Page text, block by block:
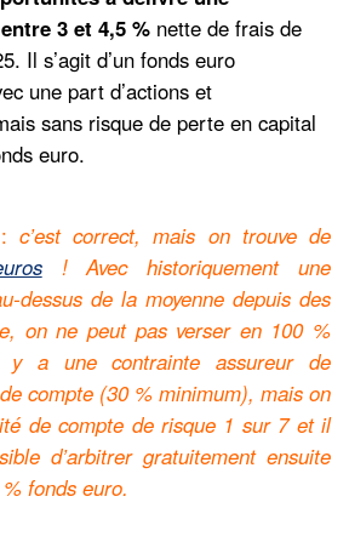
3 et 4,5 % nette de frais de
Il s’agit d’un fonds euro
une part d’actions et
sans risque de perte en capital
euro.
: c’est correct, mais on trouve de
! Avec historiquement une
dessus de la moyenne depuis des
on ne peut pas verser en 100 %
a une contrainte assureur de
compte (30 % minimum), mais on
de compte de risque 1 sur 7 et il
d’arbitrer gratuitement ensuite
fonds euro.